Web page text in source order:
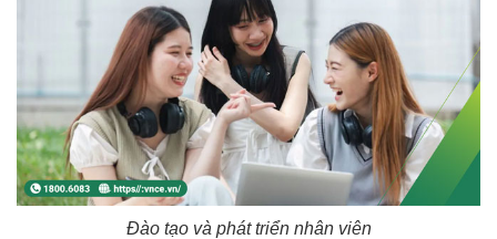
Đào tạo và phát triển nhân viên